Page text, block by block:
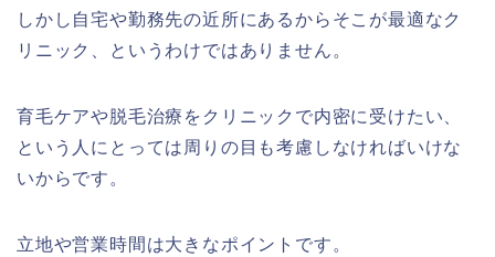
しかし自宅や勤務先の近所にあるからそこが最適なク
リニック、というわけではありません。
育毛ケアや脱毛治療をクリニックで内密に受けたい、
という人にとっては周りの目も考慮しなければいけな
いからです。
立地や営業時間は大きなポイントです。